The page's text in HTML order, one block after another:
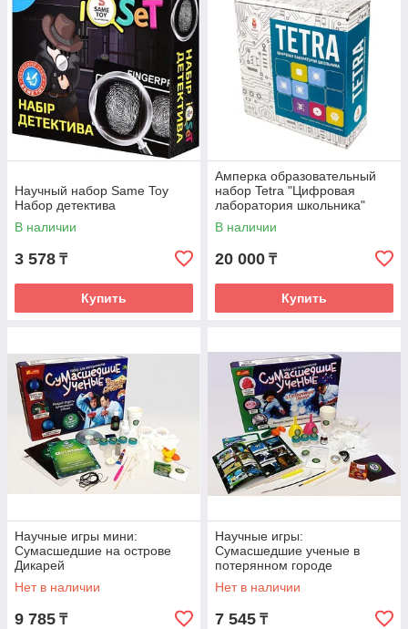
Научный набор Same Toy
Набор детектива
В наличии
3 578 ₸
Купить
Амперка образовательный
набор Tetra "Цифровая
лаборатория школьника"
В наличии
20 000 ₸
Купить
Научные игры мини:
Сумасшедшие на острове
Дикарей
Нет в наличии
9 785 ₸
Научные игры:
Сумасшедшие ученые в
потерянном городе
Нет в наличии
7 545 ₸